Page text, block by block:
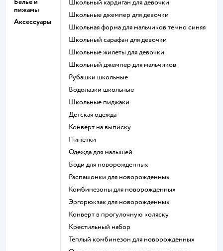
пижамы
Аксессуары
Школьный кардиган для девочки
Школьные джемпер для девочки
Школьная форма для мальчиков темно синяя
Школьный сарафан для девочки
Школьные жилеты для девочки
Школьный джемпер для мальчиков
Рубашки школьные
Водолазки школьные
Школьные пиджаки
Детская одежда
Конверт на выписку
Пинетки
Одежда для малышей
Боди для новорожденных
Распашонки для новорожденных
Комбинезоны для новорожденных
Эргорюкзак для новорожденных
Конверт в прогулочную коляску
Крестильный набор
Теплый комбинезон для новорожденных